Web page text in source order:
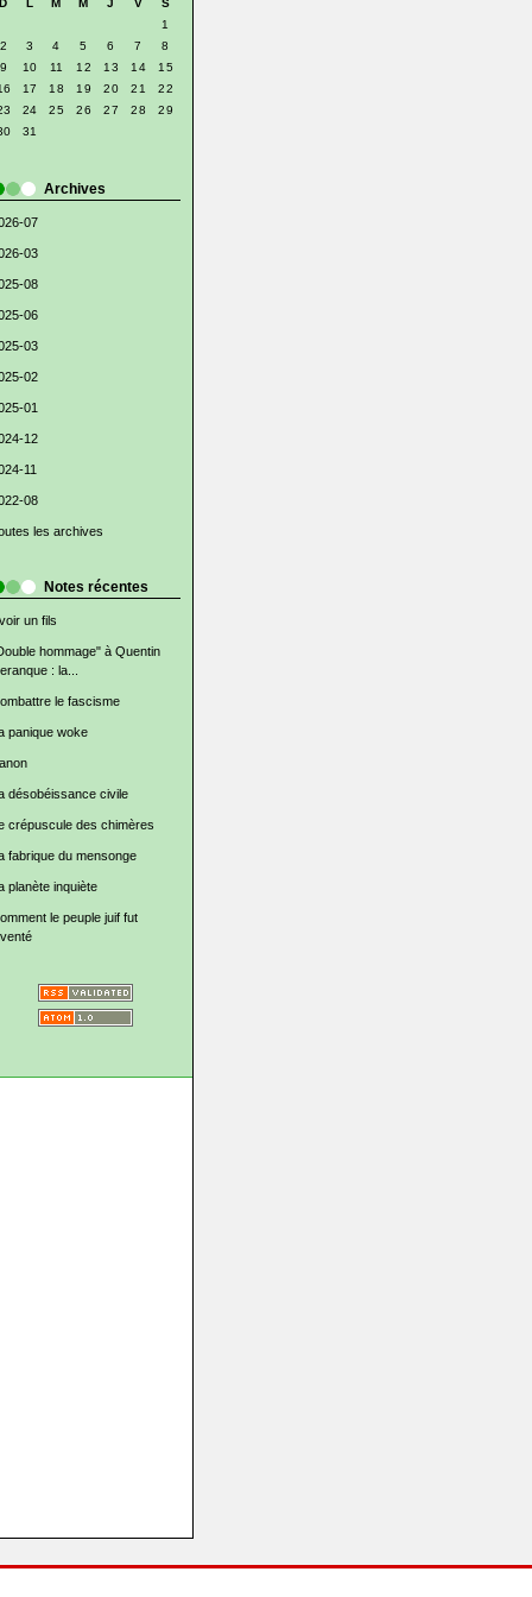
D L M M J V
S
1
2
3 4 5 6 7
8
9
10 11 12 13 14
15
17 18 19 20 21
22
24 25 26 27 28
29
31
Archives
07
03
08
06
03
02
01
12
11
08
les archives
Notes récentes
un fils
hommage" à Quentin
: la...
le fascisme
panique woke
désobéissance civile
crépuscule des chimères
fabrique du mensonge
planète inquiète
le peuple juif fut